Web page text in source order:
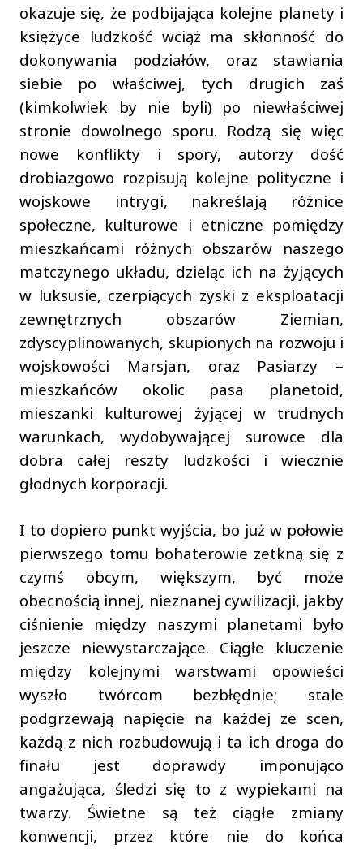
okazuje się, że podbijająca kolejne planety i
księżyce ludzkość wciąż ma skłonność do
dokonywania podziałów, oraz stawiania
siebie po właściwej, tych drugich zaś
(kimkolwiek by nie byli) po niewłaściwej
stronie dowolnego sporu. Rodzą się więc
nowe konflikty i spory, autorzy dość
drobiazgowo rozpisują kolejne polityczne i
wojskowe intrygi, nakreślają różnice
społeczne, kulturowe i etniczne pomiędzy
mieszkańcami różnych obszarów naszego
matczynego układu, dzieląc ich na żyjących
w luksusie, czerpiących zyski z eksploatacji
zewnętrznych obszarów Ziemian,
zdyscyplinowanych, skupionych na rozwoju i
wojskowości Marsjan, oraz Pasiarzy –
mieszkańców okolic pasa planetoid,
mieszanki kulturowej żyjącej w trudnych
warunkach, wydobywającej surowce dla
dobra całej reszty ludzkości i wiecznie
głodnych korporacji.
I to dopiero punkt wyjścia, bo już w połowie
pierwszego tomu bohaterowie zetkną się z
czymś obcym, większym, być może
obecnością innej, nieznanej cywilizacji, jakby
ciśnienie między naszymi planetami było
jeszcze niewystarczające. Ciągłe kluczenie
między kolejnymi warstwami opowieści
wyszło twórcom bezbłędnie; stale
podgrzewają napięcie na każdej ze scen,
każdą z nich rozbudowują i ta ich droga do
finału jest doprawdy imponująco
angażująca, śledzi się to z wypiekami na
twarzy. Świetne są też ciągłe zmiany
konwencji, przez które nie do końca